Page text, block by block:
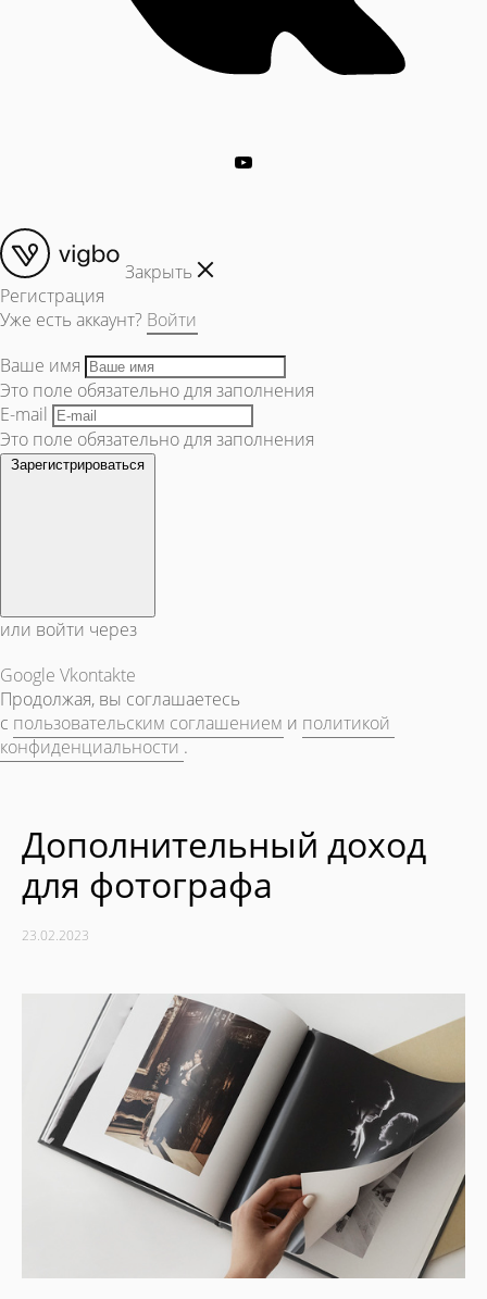
Закрыть
Регистрация
Уже есть аккаунт? Войти
Ваше имя
Это поле обязательно для заполнения
E-mail
Это поле обязательно для заполнения
Зарегистрироваться
или войти через
Google Vkontakte
Продолжая, вы соглашаетесь
с пользовательским соглашением и политикой
конфиденциальности .
Дополнительный доход
для фотографа
23.02.2023